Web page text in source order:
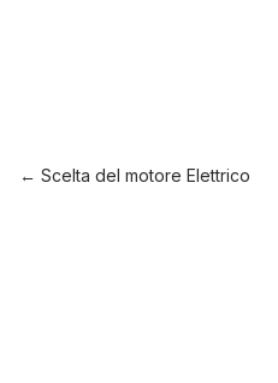
←Scelta del motore Elettrico